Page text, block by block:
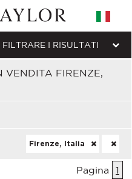
VENDITA FIRENZE,
FILTRARE I RISULTATI
Firenze, Italia
Pagina 1